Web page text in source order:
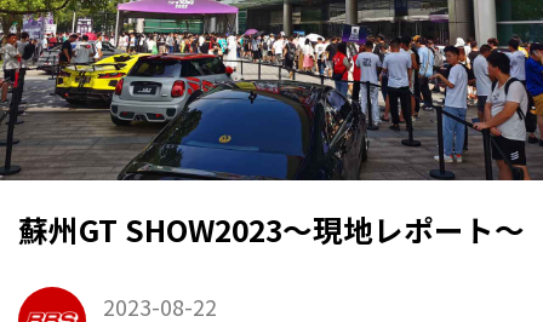
蘇州GT SHOW2023～現地レポート～
2023-08-22